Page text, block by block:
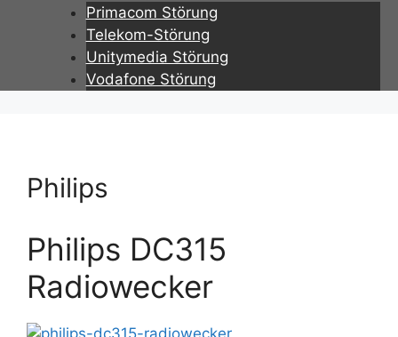
Primacom Störung
Telekom-Störung
Unitymedia Störung
Vodafone Störung
Philips
Philips DC315
Radiowecker